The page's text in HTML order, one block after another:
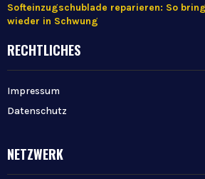
Softeinzugschublade reparieren: So
wieder in Schwung
RECHTLICHES
Impressum
Datenschutz
NETZWERK